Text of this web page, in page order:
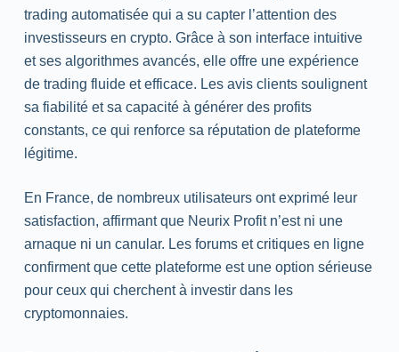
trading automatisée qui a su capter l’attention des
investisseurs en crypto. Grâce à son interface intuitive
et ses algorithmes avancés, elle offre une expérience
de trading fluide et efficace. Les avis clients soulignent
sa fiabilité et sa capacité à générer des profits
constants, ce qui renforce sa réputation de plateforme
légitime.
En France, de nombreux utilisateurs ont exprimé leur
satisfaction, affirmant que Neurix Profit n’est ni une
arnaque ni un canular. Les forums et critiques en ligne
confirment que cette plateforme est une option sérieuse
pour ceux qui cherchent à investir dans les
cryptomonnaies.